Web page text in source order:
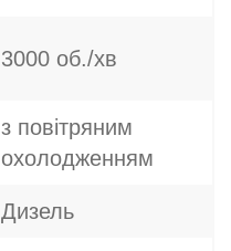
3000 об./хв
з повітряним
охолодженням
Дизель